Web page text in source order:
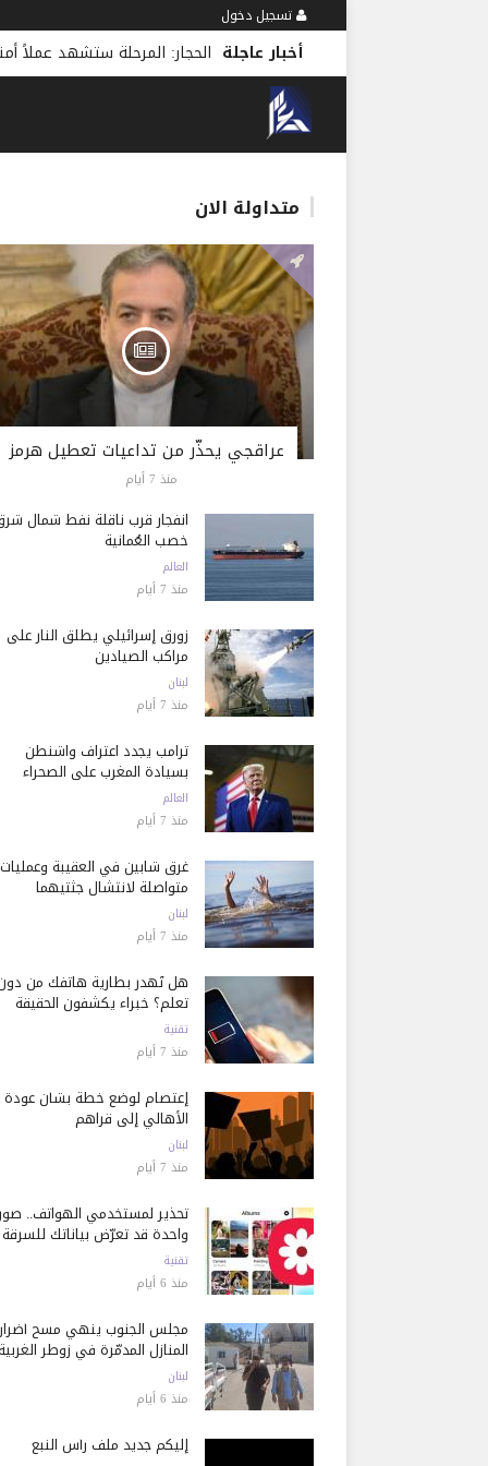
تسجيل دخول
أخبار عاجلة
متداولة الان
عراقجي يحذّر من تداعيات تعطيل هرمز
منذ 7 أيام
انفجار قرب ناقلة نفط شمال
خصب العُمانية
العالم
منذ 7 أيام
زورق إسرائيلي يطلق النار على
مراكب الصيادين
لبنان
منذ 7 أيام
ترامب يجدد اعتراف واشنطن
بسيادة المغرب على الصحراء
العالم
منذ 7 أيام
غرق شابين في العقيبة وعمليات
متواصلة لانتشال جثتيهما
لبنان
منذ 7 أيام
هل تُهدر بطارية هاتفك من
تعلم؟ خبراء يكشفون الحقيقة
تقنية
منذ 7 أيام
إعتصام لوضع خطة بشأن عودة
الأهالي إلى قراهم
لبنان
منذ 7 أيام
تحذير لمستخدمي الهواتف..
واحدة قد تعرّض بياناتك للسرقة
تقنية
منذ 6 أيام
مجلس الجنوب ينهي مسح أضرار
المنازل المدمّرة في زوطر الغربية
لبنان
منذ 6 أيام
إليكم جديد ملف رأس النبع